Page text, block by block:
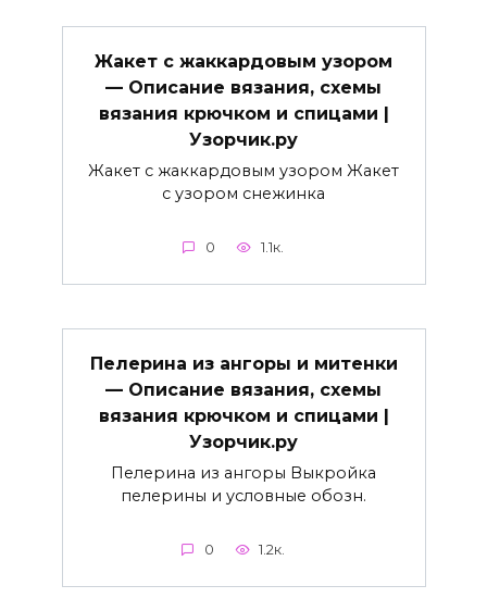
Жакет с жаккардовым узором
— Описание вязания, схемы
вязания крючком и спицами |
Узорчик.ру
Жакет с жаккардовым узором Жакет
с узором снежинка
0 1.1к.
Пелерина из ангоры и митенки
— Описание вязания, схемы
вязания крючком и спицами |
Узорчик.ру
Пелерина из ангоры Выкройка
пелерины и условные обозн.
0 1.2к.